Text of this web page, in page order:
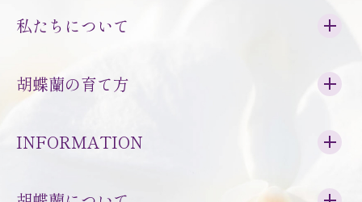
私たちについて
胡蝶蘭の育て方
INFORMATION